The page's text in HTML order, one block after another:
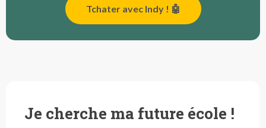
Tchater avec Indy ! 🤖
Je cherche ma future école !